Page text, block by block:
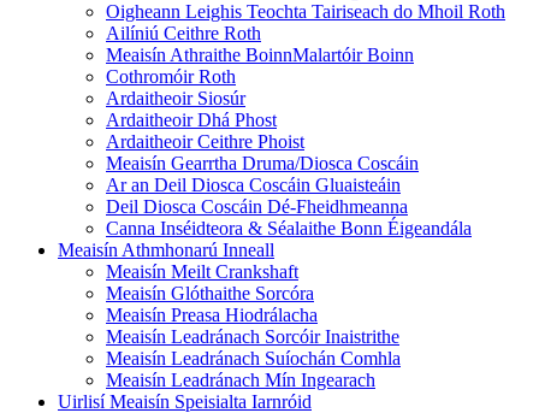
Oigheann Leighis Teochta Tairiseach do Mhoil Roth
Ailíniú Ceithre Roth
Meaisín Athraithe BoinnMalartóir Boinn
Cothromóir Roth
Ardaitheoir Siosúr
Ardaitheoir Dhá Phost
Ardaitheoir Ceithre Phoist
Meaisín Gearrtha Druma/Diosca Coscáin
Ar an Deil Diosca Coscáin Gluaisteáin
Deil Diosca Coscáin Dé-Fheidhmeanna
Canna Inséidteora & Séalaithe Bonn Éigeandála
Meaisín Athmhonarú Inneall
Meaisín Meilt Crankshaft
Meaisín Glóthaithe Sorcóra
Meaisín Preasa Hiodrálacha
Meaisín Leadránach Sorcóir Inaistrithe
Meaisín Leadránach Suíochán Comhla
Meaisín Leadránach Mín Ingearach
Uirlisí Meaisín Speisialta Iarnróid